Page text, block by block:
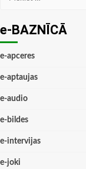
e-BAZNĪCĀ
e-apceres
e-aptaujas
e-audio
e-bildes
e-intervijas
e-joki